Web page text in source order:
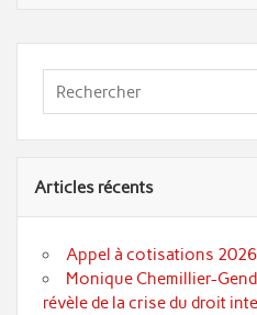
Articles récents
Appel à cotisations 2026
Monique Chemillier-
révèle de la crise du droit